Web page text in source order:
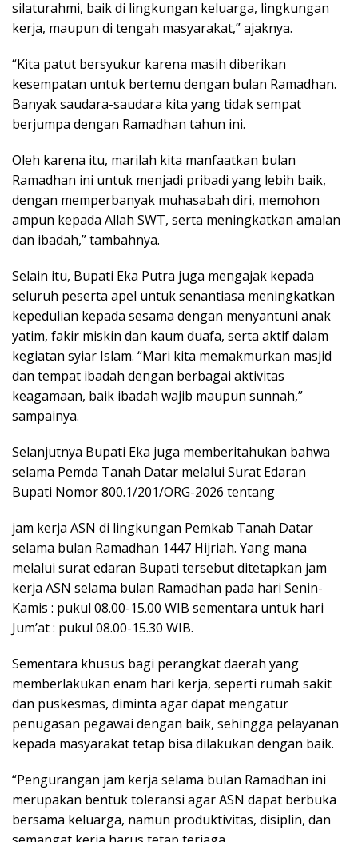
silaturahmi, baik di lingkungan keluarga, lingkungan
kerja, maupun di tengah masyarakat,” ajaknya.
“Kita patut bersyukur karena masih diberikan
kesempatan untuk bertemu dengan bulan Ramadhan.
Banyak saudara-saudara kita yang tidak sempat
berjumpa dengan Ramadhan tahun ini.
Oleh karena itu, marilah kita manfaatkan bulan
Ramadhan ini untuk menjadi pribadi yang lebih baik,
dengan memperbanyak muhasabah diri, memohon
ampun kepada Allah SWT, serta meningkatkan amalan
dan ibadah,” tambahnya.
Selain itu, Bupati Eka Putra juga mengajak kepada
seluruh peserta apel untuk senantiasa meningkatkan
kepedulian kepada sesama dengan menyantuni anak
yatim, fakir miskin dan kaum duafa, serta aktif dalam
kegiatan syiar Islam. “Mari kita memakmurkan masjid
dan tempat ibadah dengan berbagai aktivitas
keagamaan, baik ibadah wajib maupun sunnah,”
sampainya.
Selanjutnya Bupati Eka juga memberitahukan bahwa
selama Pemda Tanah Datar melalui Surat Edaran
Bupati Nomor 800.1/201/ORG-2026 tentang
jam kerja ASN di lingkungan Pemkab Tanah Datar
selama bulan Ramadhan 1447 Hijriah. Yang mana
melalui surat edaran Bupati tersebut ditetapkan jam
kerja ASN selama bulan Ramadhan pada hari Senin-
Kamis : pukul 08.00-15.00 WIB sementara untuk hari
Jum’at : pukul 08.00-15.30 WIB.
Sementara khusus bagi perangkat daerah yang
memberlakukan enam hari kerja, seperti rumah sakit
dan puskesmas, diminta agar dapat mengatur
penugasan pegawai dengan baik, sehingga pelayanan
kepada masyarakat tetap bisa dilakukan dengan baik.
“Pengurangan jam kerja selama bulan Ramadhan ini
merupakan bentuk toleransi agar ASN dapat berbuka
bersama keluarga, namun produktivitas, disiplin, dan